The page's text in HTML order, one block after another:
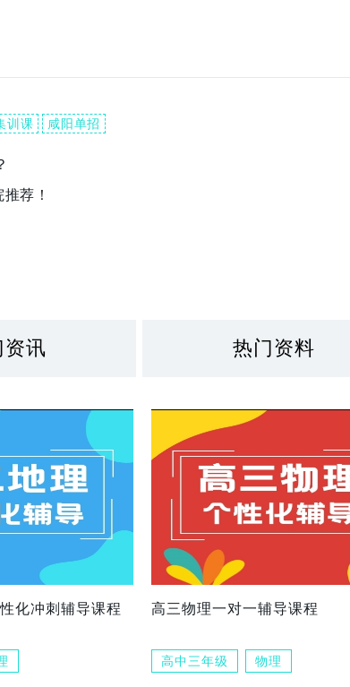
训课 咸阳单招
荐！
资讯 热门资料
化冲刺辅导课程 高三物理一对一辅导课程
高中三年级 物理